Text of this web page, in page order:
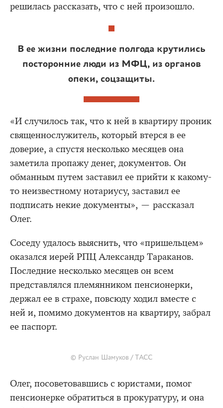
решилась рассказать, что с ней произошло.
В ее жизни последние полгода крутились
посторонние люди из МФЦ, из органов
опеки, соцзащиты.
«И случилось так, что к ней в квартиру проник
священнослужитель, который втерся в ее
доверие, а спустя несколько месяцев она
заметила пропажу денег, документов. Он
обманным путем заставил ее прийти к какому-
то неизвестному нотариусу, заставил ее
подписать некие документы», — рассказал
Олег.
Соседу удалось выяснить, что «пришельцем»
оказался иерей РПЦ Александр Тараканов.
Последние несколько месяцев он всем
представлялся племянником пенсионерки,
держал ее в страхе, повсюду ходил вместе с
ней и, помимо документов на квартиру, забрал
ее паспорт.
© Руслан Шамуков / ТАСС
Олег, посоветовавшись с юристами, помог
пенсионерке обратиться в прокуратуру, и она